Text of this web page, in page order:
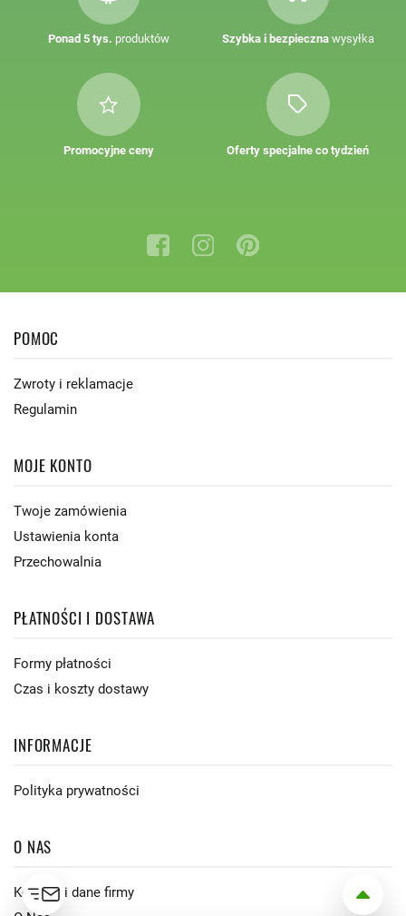
Ponad 5 tys. produktów Szybka i bezpiecznawysyłka
Promocyjne ceny Oferty specjalne co tydzień
POMOC
Zwroty i reklamacje
Regulamin
MOJE KONTO
Twoje zamówienia
Ustawienia konta
Przechowalnia
PŁATNOŚCI I DOSTAWA
Formy płatności
Czas i koszty dostawy
INFORMACJE
Polityka prywatności
O NAS
Kontakt i dane firmy